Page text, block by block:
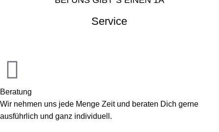
Service
Beratung
Wir nehmen uns jede Menge Zeit und beraten Dich gerne
ausführlich und ganz individuell.